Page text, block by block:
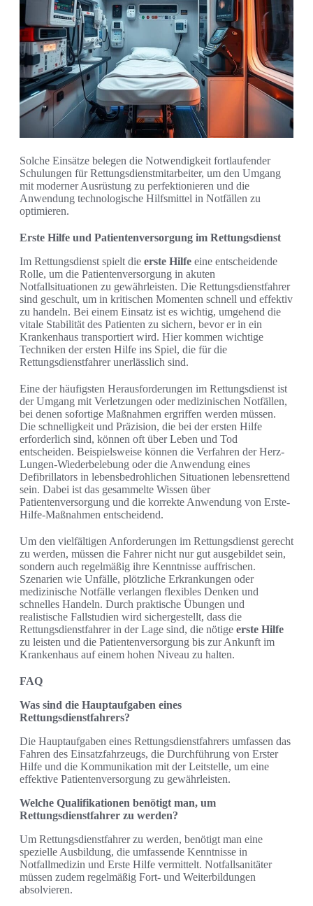
Solche Einsätze belegen die Notwendigkeit fortlaufender
Schulungen für Rettungsdienstmitarbeiter, um den Umgang
mit moderner Ausrüstung zu perfektionieren und die
Anwendung technologische Hilfsmittel in Notfällen zu
optimieren.
Erste Hilfe und Patientenversorgung im Rettungsdienst
Im Rettungsdienst spielt die erste Hilfe eine entscheidende
Rolle, um die Patientenversorgung in akuten
Notfallsituationen zu gewährleisten. Die Rettungsdienstfahrer
sind geschult, um in kritischen Momenten schnell und effektiv
zu handeln. Bei einem Einsatz ist es wichtig, umgehend die
vitale Stabilität des Patienten zu sichern, bevor er in ein
Krankenhaus transportiert wird. Hier kommen wichtige
Techniken der ersten Hilfe ins Spiel, die für die
Rettungsdienstfahrer unerlässlich sind.
Eine der häufigsten Herausforderungen im Rettungsdienst ist
der Umgang mit Verletzungen oder medizinischen Notfällen,
bei denen sofortige Maßnahmen ergriffen werden müssen.
Die schnelligkeit und Präzision, die bei der ersten Hilfe
erforderlich sind, können oft über Leben und Tod
entscheiden. Beispielsweise können die Verfahren der Herz-
Lungen-Wiederbelebung oder die Anwendung eines
Defibrillators in lebensbedrohlichen Situationen lebensrettend
sein. Dabei ist das gesammelte Wissen über
Patientenversorgung und die korrekte Anwendung von Erste-
Hilfe-Maßnahmen entscheidend.
Um den vielfältigen Anforderungen im Rettungsdienst gerecht
zu werden, müssen die Fahrer nicht nur gut ausgebildet sein,
sondern auch regelmäßig ihre Kenntnisse auffrischen.
Szenarien wie Unfälle, plötzliche Erkrankungen oder
medizinische Notfälle verlangen flexibles Denken und
schnelles Handeln. Durch praktische Übungen und
realistische Fallstudien wird sichergestellt, dass die
Rettungsdienstfahrer in der Lage sind, die nötige erste Hilfe
zu leisten und die Patientenversorgung bis zur Ankunft im
Krankenhaus auf einem hohen Niveau zu halten.
FAQ
Was sind die Hauptaufgaben eines
Rettungsdienstfahrers?
Die Hauptaufgaben eines Rettungsdienstfahrers umfassen das
Fahren des Einsatzfahrzeugs, die Durchführung von Erster
Hilfe und die Kommunikation mit der Leitstelle, um eine
effektive Patientenversorgung zu gewährleisten.
Welche Qualifikationen benötigt man, um
Rettungsdienstfahrer zu werden?
Um Rettungsdienstfahrer zu werden, benötigt man eine
spezielle Ausbildung, die umfassende Kenntnisse in
Notfallmedizin und Erste Hilfe vermittelt. Notfallsanitäter
müssen zudem regelmäßig Fort- und Weiterbildungen
absolvieren.